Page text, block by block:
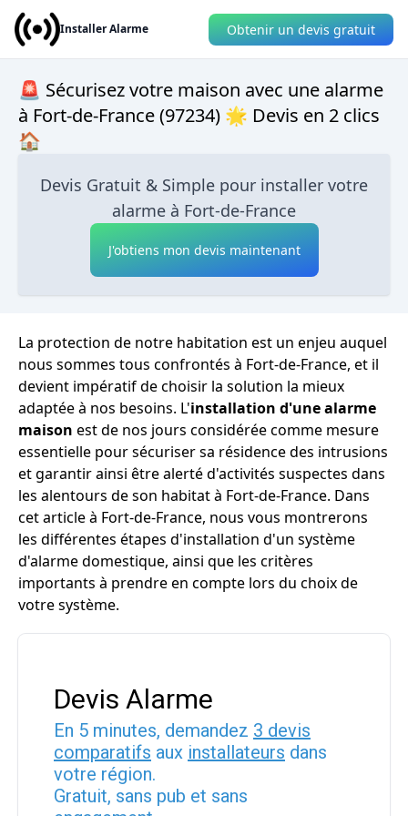
Installer Alarme Obtenir un devis gratuit
🚨 Sécurisez votre maison avec une alarme
à Fort-de-France (97234) 🌟 Devis en 2 clics
🏠
Devis Gratuit & Simple pour installer votre
alarme à Fort-de-France
J'obtiens mon devis maintenant
La protection de notre habitation est un enjeu auquel
nous sommes tous confrontés à Fort-de-France, et il
devient impératif de choisir la solution la mieux
adaptée à nos besoins. L'installation d'une alarme
maison est de nos jours considérée comme mesure
essentielle pour sécuriser sa résidence des intrusions
et garantir ainsi être alerté d'activités suspectes dans
les alentours de son habitat à Fort-de-France. Dans
cet article à Fort-de-France, nous vous montrerons
les différentes étapes d'installation d'un système
d'alarme domestique, ainsi que les critères
importants à prendre en compte lors du choix de
votre système.
Devis Alarme
En 5 minutes, demandez 3 devis
comparatifs aux installateurs dans
votre région.
Gratuit, sans pub et sans